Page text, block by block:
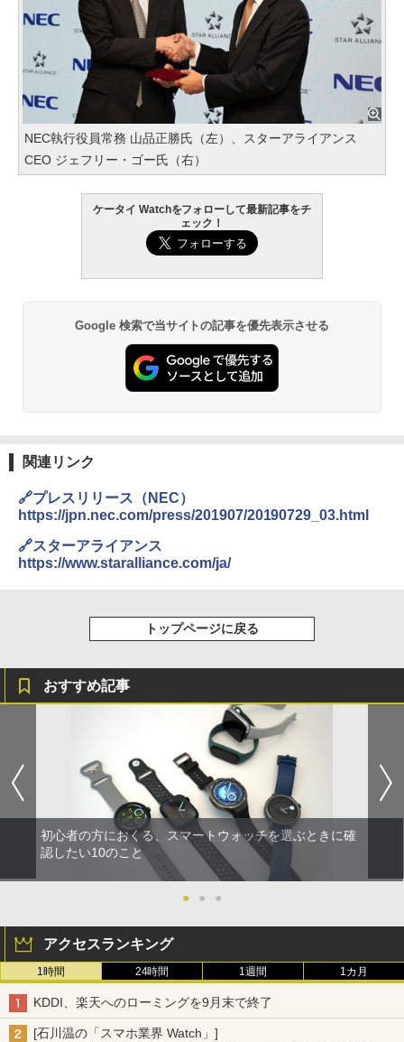
NEC執行役員常務 山品正勝氏（左）、スターアライアンス
CEO ジェフリー・ゴー氏（右）
ケータイ Watchをフォローして最新記事をチ
ェック！
Google 検索で当サイトの記事を優先表示させる
関連リンク
🔗プレスリリース（NEC）
https://jpn.nec.com/press/201907/20190729_03.html
🔗スターアライアンス
https://www.staralliance.com/ja/
トップページに戻る
おすすめ記事
初心者の方におくる、スマートウォッチを選ぶときに確
認したい10のこと
● ● ●
アクセスランキング
1時間 24時間 1週間 1カ月
KDDI、楽天へのローミングを9月末で終了
[石川温の「スマホ業界 Watch」]